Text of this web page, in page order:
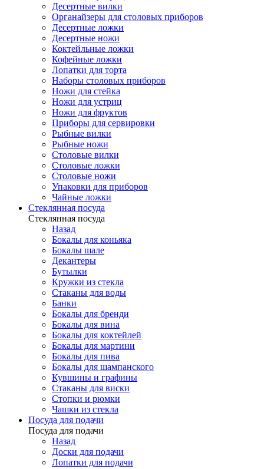
Десертные вилки
Органайзеры для столовых приборов
Десертные ложки
Десертные ножи
Коктейльные ложки
Кофейные ложки
Лопатки для торта
Наборы столовых приборов
Ножи для стейка
Ножи для устриц
Ножи для фруктов
Приборы для сервировки
Рыбные вилки
Рыбные ножи
Столовые вилки
Столовые ложки
Столовые ножи
Упаковки для приборов
Чайные ложки
Стеклянная посуда
Стеклянная посуда
Назад
Бокалы для коньяка
Бокалы шале
Декантеры
Бутылки
Кружки из стекла
Стаканы для воды
Банки
Бокалы для бренди
Бокалы для вина
Бокалы для коктейлей
Бокалы для мартини
Бокалы для пива
Бокалы для шампанского
Кувшины и графины
Стаканы для виски
Стопки и рюмки
Чашки из стекла
Посуда для подачи
Посуда для подачи
Назад
Доски для подачи
Лопатки для подачи